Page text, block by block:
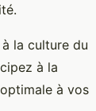
la culture du
à la
à vos